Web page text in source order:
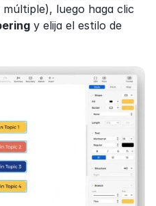
luego haga clic
y elija el estilo de